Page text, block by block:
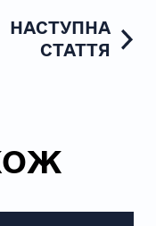
НАСТУПНА
СТАТТЯ